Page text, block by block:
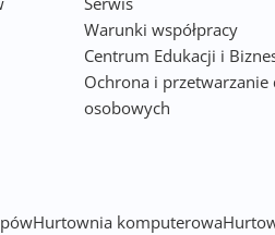
Warunki współpracy
Centrum Edukacji i
Ochrona i przetwarzanie
osobowych
Hurtownia komputerowa